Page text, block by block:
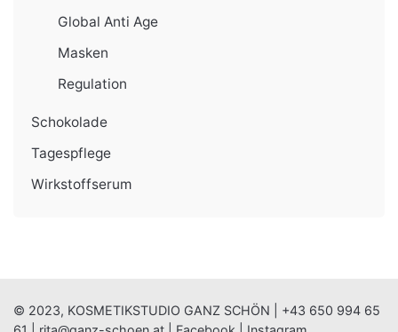
Global Anti Age
Masken
Regulation
Schokolade
Tagespflege
Wirkstoffserum
© 2023, KOSMETIKSTUDIO GANZ SCHÖN | +43 650 994 65